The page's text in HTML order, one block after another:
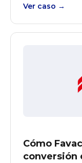
Ver caso →
Cómo
conversión